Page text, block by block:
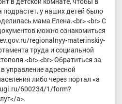
у наших детей было
мама Елена.<br> <br> С
можно ознакомиться
regionalnyy-materinskiy-
труда и социальной
<br> Обратиться за
адресной
либо через портал <a
600234/1/form?
a>.